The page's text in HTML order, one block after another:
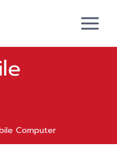
Computer